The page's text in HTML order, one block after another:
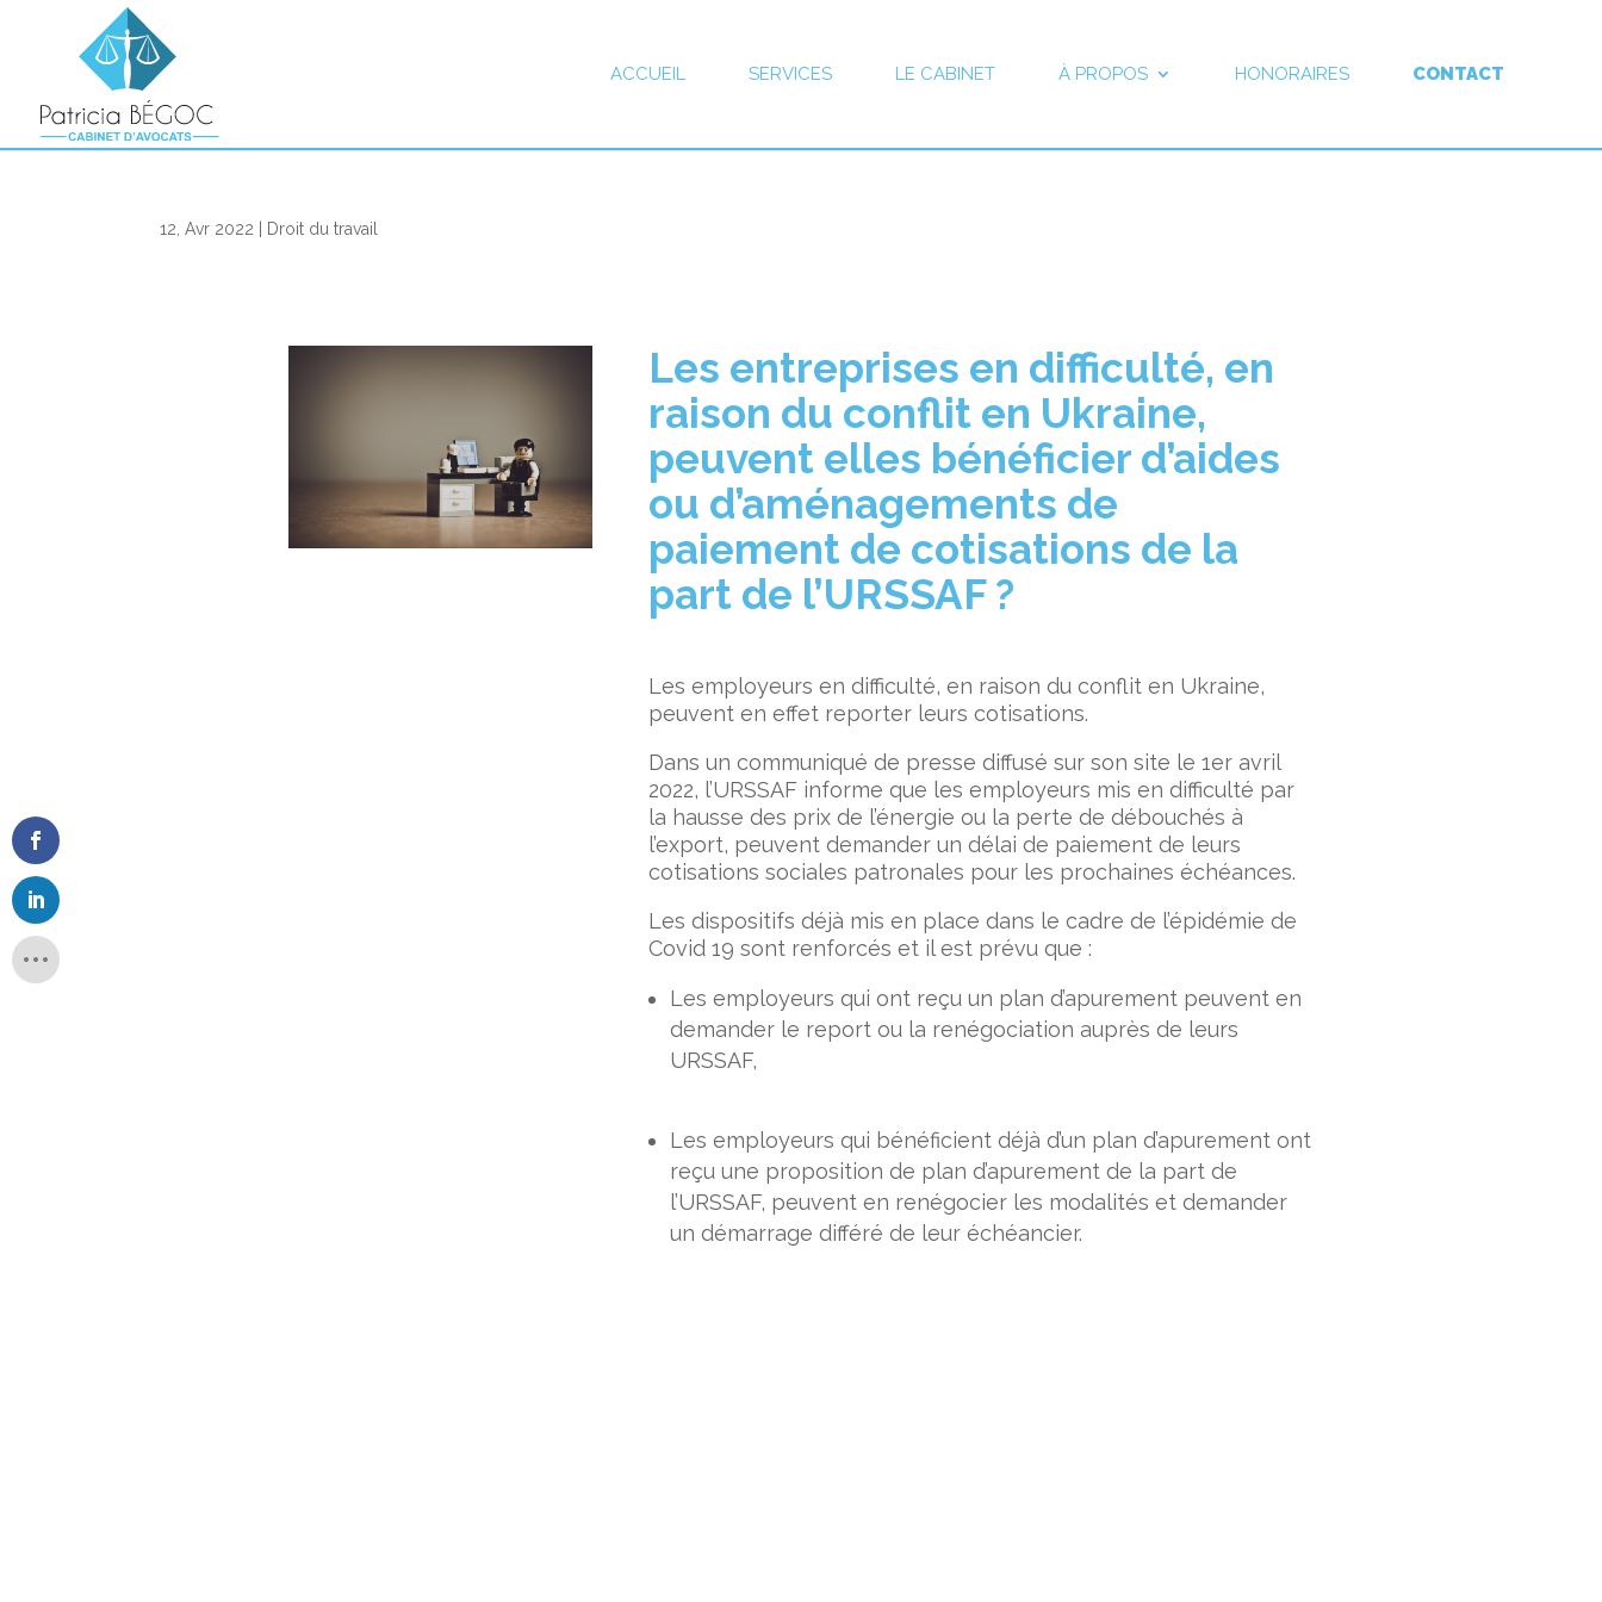
ACCUEIL SERVICES LE CABINET À PROPOS HONORAIRES CONTACT
12, Avr 2022 Droit du travail
Les entreprises en difficulté, en
raison du conflit en Ukraine,
peuvent elles bénéficier d’aides
ou d’aménagements de
paiement de cotisations de la
part de l’URSSAF ?
Les employeurs en difficulté, en raison du conflit en Ukraine,
peuvent en effet reporter leurs cotisations.
Dans un communiqué de presse diffusé sur son site le 1er avril
2022, l’URSSAF informe que les employeurs mis en difficulté par
la hausse des prix de l’énergie ou la perte de débouchés à
l’export, peuvent demander un délai de paiement de leurs
cotisations sociales patronales pour les prochaines échéances.
Les dispositifs déjà mis en place dans le cadre de l’épidémie de
Covid 19 sont renforcés et il est prévu que :
Les employeurs qui ont reçu un plan d’apurement peuvent en
demander le report ou la renégociation auprès de leurs
URSSAF,
Les employeurs qui bénéficient déjà d’un plan d’apurement ont
reçu une proposition de plan d’apurement de la part de
l’URSSAF, peuvent en renégocier les modalités et demander
un démarrage différé de leur échéancier.